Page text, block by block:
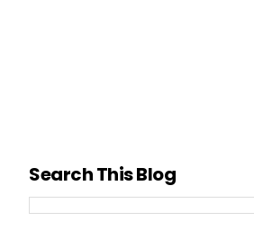
Search This Blog